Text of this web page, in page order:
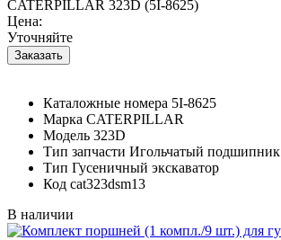
CATERPILLAR 323D (5I-8625)
Цена:
Уточняйте
Каталожные номера 5I-8625
Марка CATERPILLAR
Модель 323D
Тип запчасти Игольчатый подшипник
Тип Гусеничный экскаватор
Код cat323dsm13
В наличии